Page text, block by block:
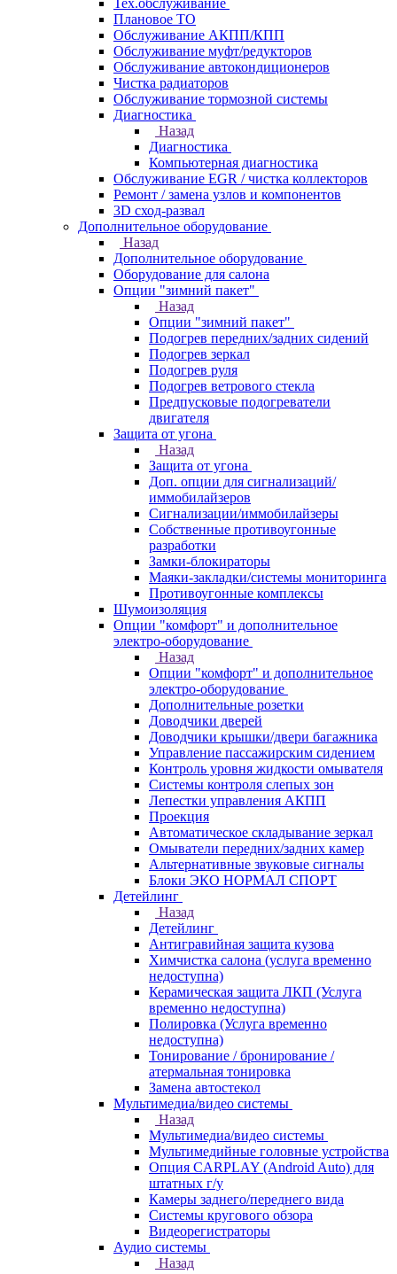
Тех.обслуживание
Плановое ТО
Обслуживание АКПП/КПП
Обслуживание муфт/редукторов
Обслуживание автокондиционеров
Чистка радиаторов
Обслуживание тормозной системы
Диагностика
Назад
Диагностика
Компьютерная диагностика
Обслуживание EGR / чистка коллекторов
Ремонт / замена узлов и компонентов
3D сход-развал
Дополнительное оборудование
Назад
Дополнительное оборудование
Оборудование для салона
Опции "зимний пакет"
Назад
Опции "зимний пакет"
Подогрев передних/задних сидений
Подогрев зеркал
Подогрев руля
Подогрев ветрового стекла
Предпусковые подогреватели
двигателя
Защита от угона
Назад
Защита от угона
Доп. опции для сигнализаций/
иммобилайзеров
Сигнализации/иммобилайзеры
Собственные противоугонные
разработки
Замки-блокираторы
Маяки-закладки/системы мониторинга
Противоугонные комплексы
Шумоизоляция
Опции "комфорт" и дополнительное
электро-оборудование
Назад
Опции "комфорт" и дополнительное
электро-оборудование
Дополнительные розетки
Доводчики дверей
Доводчики крышки/двери багажника
Управление пассажирским сидением
Контроль уровня жидкости омывателя
Системы контроля слепых зон
Лепестки управления АКПП
Проекция
Автоматическое складывание зеркал
Омыватели передних/задних камер
Альтернативные звуковые сигналы
Блоки ЭКО НОРМАЛ СПОРТ
Детейлинг
Назад
Детейлинг
Антигравийная защита кузова
Химчистка салона (услуга временно
недоступна)
Керамическая защита ЛКП (Услуга
временно недоступна)
Полировка (Услуга временно
недоступна)
Тонирование / бронирование /
атермальная тонировка
Замена автостекол
Мультимедиа/видео системы
Назад
Мультимедиа/видео системы
Мультимедийные головные устройства
Опция CARPLAY (Android Auto) для
штатных г/у
Камеры заднего/переднего вида
Системы кругового обзора
Видеорегистраторы
Аудио системы
Назад